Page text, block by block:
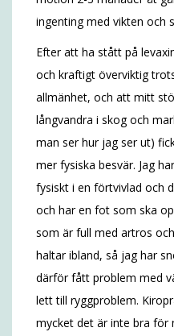
ingenting med vikten och
Efter att ha stått på
och kraftigt överviktig
allmänhet, och att mitt
långvandra i skog och
man ser hur jag ser ut)
mer fysiska besvär. Jag
fysiskt i en förtvivlad och
och har en fot som ska
som är full med artros
haltar ibland, så jag har
därför fått problem med
lett till ryggproblem.
mycket det är inte bra för